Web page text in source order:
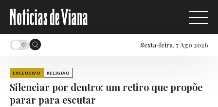
Sexta-feira, 7 Ago 2026
EXCLUSIVO RELIGIÃO
Silenciar por dentro: um retiro que propõe
parar para escutar